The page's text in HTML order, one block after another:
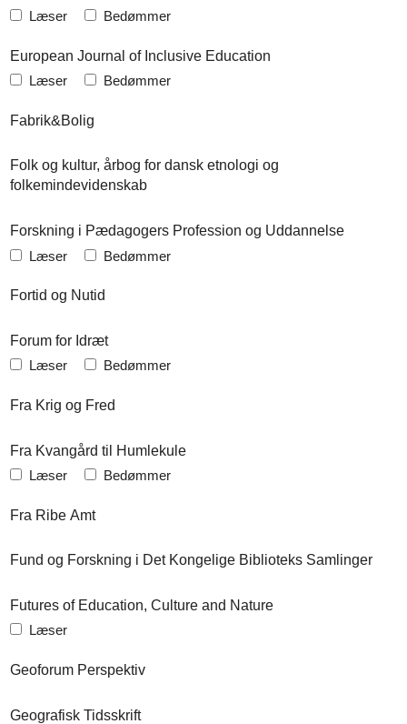
Læser Bedømmer
European Journal of Inclusive Education
Læser Bedømmer
Fabrik&Bolig
Folk og kultur, årbog for dansk etnologi og
folkemindevidenskab
Forskning i Pædagogers Profession og Uddannelse
Læser Bedømmer
Fortid og Nutid
Forum for Idræt
Læser Bedømmer
Fra Krig og Fred
Fra Kvangård til Humlekule
Læser Bedømmer
Fra Ribe Amt
Fund og Forskning i Det Kongelige Biblioteks Samlinger
Futures of Education, Culture and Nature
Læser
Geoforum Perspektiv
Geografisk Tidsskrift